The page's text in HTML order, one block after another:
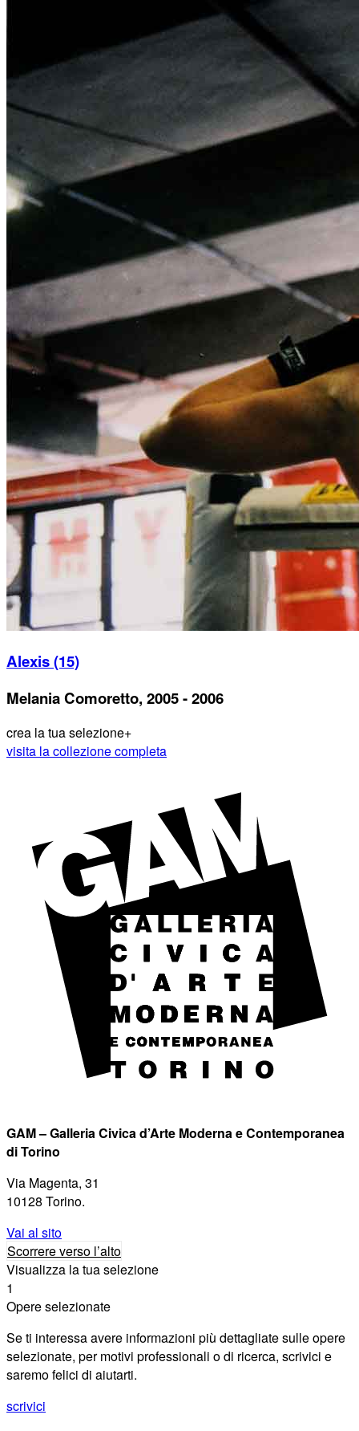
Alexis (15)
Melania Comoretto, 2005 - 2006
crea la tua selezione+
visita la collezione completa
GAM – Galleria Civica d’Arte Moderna e Contemporanea
di Torino
Via Magenta, 31
10128 Torino.
Vai al sito
Scorrere verso l’alto
Visualizza la tua selezione
1
Opere selezionate
Se ti interessa avere informazioni più dettagliate sulle opere
selezionate, per motivi professionali o di ricerca, scrivici e
saremo felici di aiutarti.
scrivici